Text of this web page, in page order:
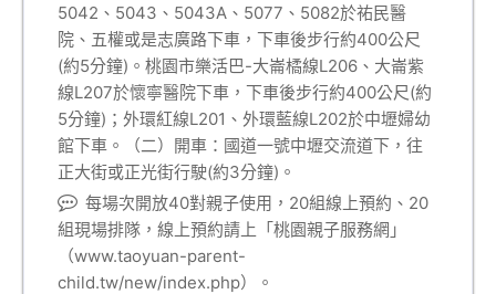
5042、5043、5043A、5077、5082於祐民醫
院、五權或是志廣路下車，下車後步行約400公尺
(約5分鐘)。桃園市樂活巴-大崙橘線L206、大崙紫
線L207於懷寧醫院下車，下車後步行約400公尺(約
5分鐘)；外環紅線L201、外環藍線L202於中壢婦幼
館下車。（二）開車：國道一號中壢交流道下，往
正大街或正光街行駛(約3分鐘)。
每場次開放40對親子使用，20組線上預約、20
組現場排隊，線上預約請上「桃園親子服務網」
（www.taoyuan-parent-
child.tw/new/index.php）。